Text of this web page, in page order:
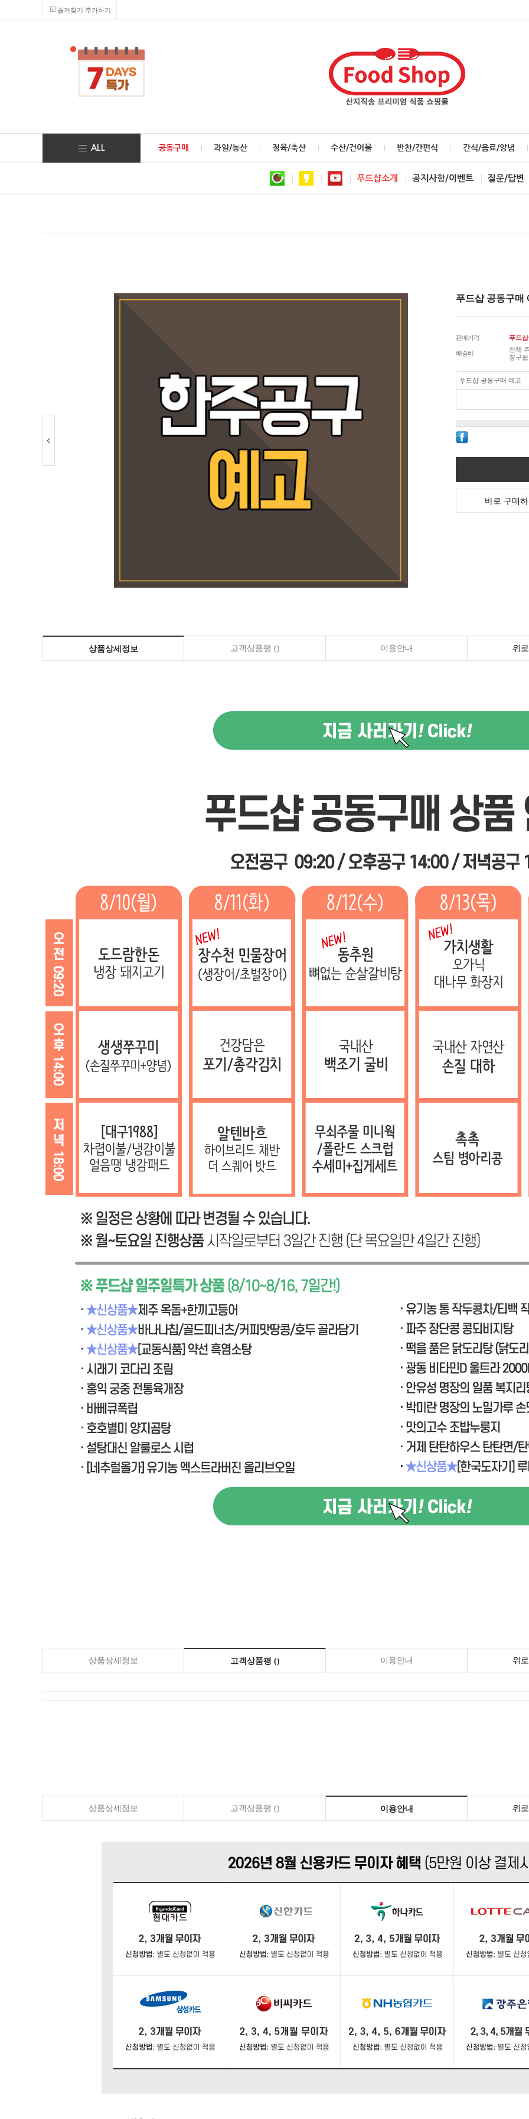
즐겨찾기 추가하기
ALL 공동구매 과일/농산 정육/축산 수산/건어물 반찬/간편식 간식/음료/양념
푸드샵소개 공지사항/이벤트 질문/답변
푸드샵 공동구매
판매가격 푸드
배송비
전체
청구
푸드샵 공동구매 예고
바로 구매
상품상세정보 고객상품평 () 이용안내 위
상품상세정보 고객상품평 () 이용안내 위
상품상세정보 고객상품평 () 이용안내 위